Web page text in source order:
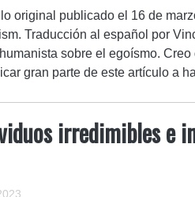
original publicado el 16 de
Traducción al español por
sobre el egoísmo.
gran parte de este artículo a
irredimibles e